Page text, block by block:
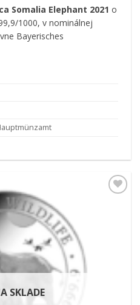
Somalia Elephant 2021 o
1000, v nominálnej
Bayerisches
SKLADE